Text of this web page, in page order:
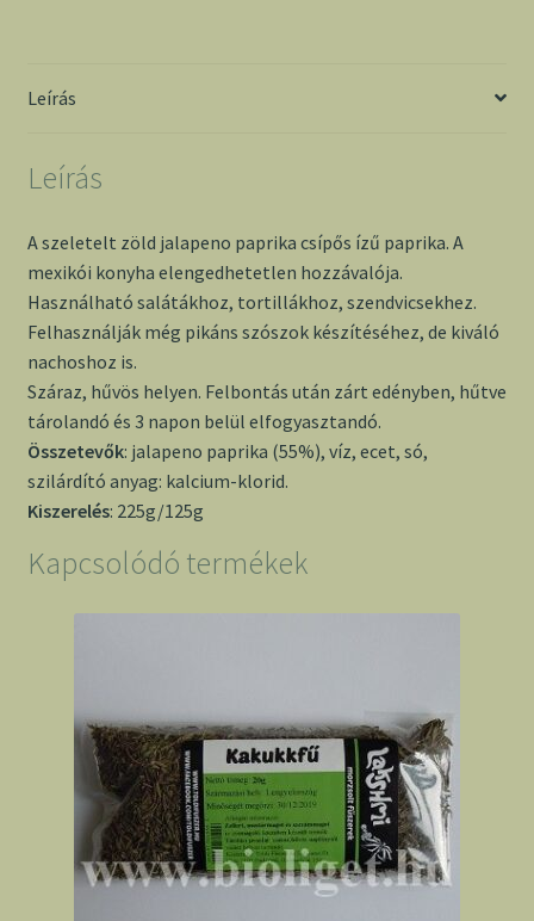
mennyiség
Leírás
Leírás
A szeletelt zöld jalapeno paprika csípős ízű paprika. A
mexikói konyha elengedhetetlen hozzávalója.
Használható salátákhoz, tortillákhoz, szendvicsekhez.
Felhasználják még pikáns szószok készítéséhez, de kiváló
nachoshoz is.
Száraz, hűvös helyen. Felbontás után zárt edényben, hűtve
tárolandó és 3 napon belül elfogyasztandó.
Összetevők: jalapeno paprika (55%), víz, ecet, só,
szilárdító anyag: kalcium-klorid.
Kiszerelés: 225g/125g
Kapcsolódó termékek